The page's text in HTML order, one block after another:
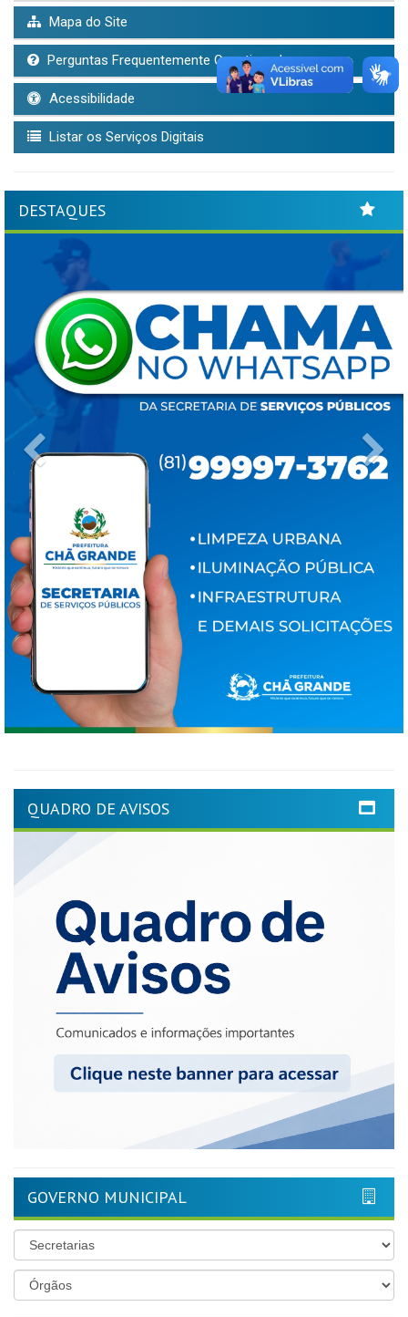
Mapa do Site
Perguntas Frequentemente Questionadas
Acessibilidade
Listar os Serviços Digitais
DESTAQUES
QUADRO DE AVISOS
GOVERNO MUNICIPAL